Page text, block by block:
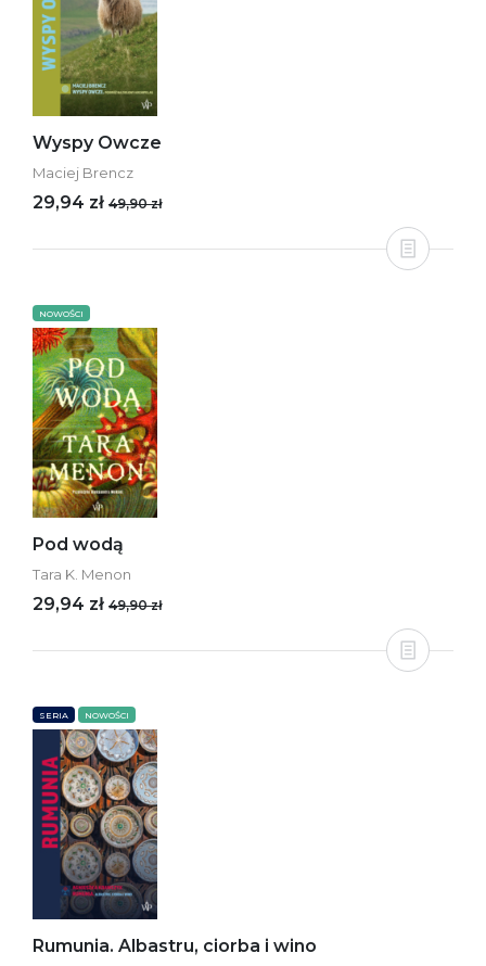
Wyspy Owcze
Maciej Brencz
29,94 zł 49,90 zł
NOWOŚCI
Pod wodą
Tara K. Menon
29,94 zł 49,90 zł
SERIA NOWOŚCI
Rumunia. Albastru, ciorba i wino